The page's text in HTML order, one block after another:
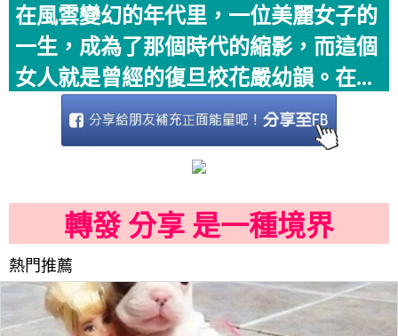
在風雲變幻的年代里，一位美麗女子的
一生，成為了那個時代的縮影，而這個
女人就是曾經的復旦校花嚴幼韻。在...
轉發 分享 是一種境界
熱門推薦